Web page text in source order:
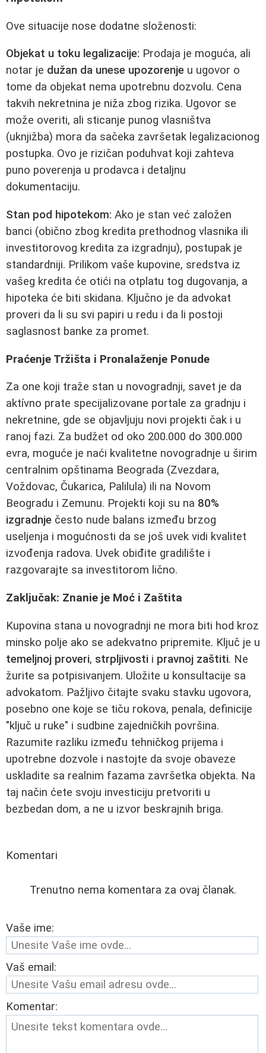
Ove situacije nose dodatne složenosti:
Objekat u toku legalizacije: Prodaja je moguća, ali
notar je dužan da unese upozorenje u ugovor o
tome da objekat nema upotrebnu dozvolu. Cena
takvih nekretnina je niža zbog rizika. Ugovor se
može overiti, ali sticanje punog vlasništva
(uknjižba) mora da sačeka završetak legalizacionog
postupka. Ovo je rizičan poduhvat koji zahteva
puno poverenja u prodavca i detaljnu
dokumentaciju.
Stan pod hipotekom: Ako je stan već založen
banci (obično zbog kredita prethodnog vlasnika ili
investitorovog kredita za izgradnju), postupak je
standardniji. Prilikom vaše kupovine, sredstva iz
vašeg kredita će otići na otplatu tog dugovanja, a
hipoteka će biti skidana. Ključno je da advokat
proveri da li su svi papiri u redu i da li postoji
saglasnost banke za promet.
Praćenje Tržišta i Pronalaženje Ponude
Za one koji traže stan u novogradnji, savet je da
aktívno prate specijalizovane portale za gradnju i
nekretnine, gde se objavljuju novi projekti čak i u
ranoj fazi. Za budžet od oko 200.000 do 300.000
evra, moguće je naći kvalitetne novogradnje u širim
centralnim opštinama Beograda (Zvezdara,
Voždovac, Čukarica, Palilula) ili na Novom
Beogradu i Zemunu. Projekti koji su na 80%
izgradnje često nude balans između brzog
useljenja i mogućnosti da se još uvek vidi kvalitet
izvođenja radova. Uvek obiđite gradilište i
razgovarajte sa investitorom lično.
Zaključak: Znanie je Moć i Zaštita
Kupovina stana u novogradnji ne mora biti hod kroz
minsko polje ako se adekvatno pripremite. Ključ je u
temeljnoj proveri, strpljivosti i pravnoj zaštiti. Ne
žurite sa potpisivanjem. Uložite u konsultacije sa
advokatom. Pažljivo čitajte svaku stavku ugovora,
posebno one koje se tiču rokova, penala, definicije
"ključ u ruke" i sudbine zajedničkih površina.
Razumite razliku između tehničkog prijema i
upotrebne dozvole i nastojte da svoje obaveze
uskladite sa realnim fazama završetka objekta. Na
taj način ćete svoju investiciju pretvoriti u
bezbedan dom, a ne u izvor beskrajnih briga.
Komentari
Trenutno nema komentara za ovaj članak.
Vaše ime:
Vaš email:
Komentar: